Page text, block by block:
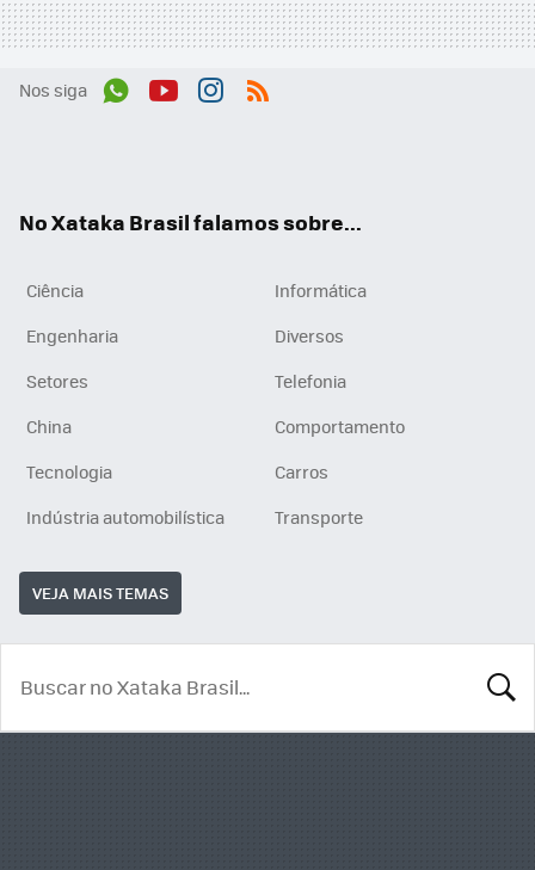
Nos siga
No Xataka Brasil falamos sobre...
Ciência
Informática
Engenharia
Diversos
Setores
Telefonia
China
Comportamento
Tecnologia
Carros
Indústria automobilística
Transporte
VEJA MAIS TEMAS